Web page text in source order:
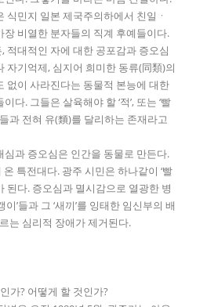
식민지 일본 제국주의하에서 친일ㆍ
비열한 분자들의 직계 후예들이다.
적대적인 자에 대한 공포감과 증오심
자기억제, 심지어 희미한 동류(同類)의
없이 사라진다는 동물적 본능에 대한
다. 그들은 살육해야 할 ‘적’, 또는 ‘빨
들과 전혀 유(類)를 달리하는 존재라고
과 증오심은 인간을 동물로 만든다.
특전대다. 광주 시민은 하나같이 ‘빨
가 된다. 증오심과 멸시감으로 열광한 병
’들과 그 ‘새끼’를 잉태한 임신부의 배
는 심리적 장애가 제거된다.
가? 어떻게 할 것인가?